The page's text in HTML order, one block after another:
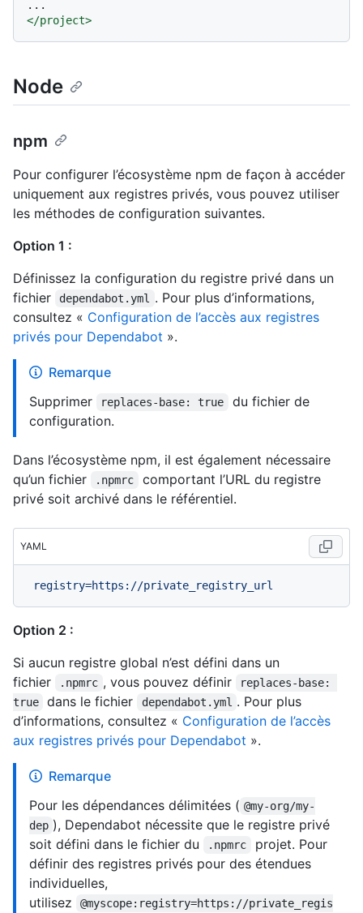
</project>
Node
npm
Pour configurer l’écosystème npm de façon à accéder
uniquement aux registres privés, vous pouvez utiliser
les méthodes de configuration suivantes.
Option 1 :
Définissez la configuration du registre privé dans un
fichier
dependabot.yml
. Pour plus d’informations,
consultez « Configuration de l’accès aux registres
privés pour Dependabot ».
Remarque
Supprimer
replaces-base: true
du fichier de
configuration.
Dans l’écosystème npm, il est également nécessaire
qu’un fichier
.npmrc
comportant l’URL du registre
privé soit archivé dans le référentiel.
YAML
registry=https://private_registry_url
Option 2 :
Si aucun registre global n’est défini dans un
fichier
.npmrc , vous pouvez définir
replaces-base:
true
dans le fichier dependabot.yml . Pour plus
d’informations, consultez « Configuration de l’accès
aux registres privés pour Dependabot ».
Remarque
Pour les dépendances délimitées ( @my-org/my-
dep ), Dependabot nécessite que le registre privé
soit défini dans le fichier du
.npmrc
projet. Pour
définir des registres privés pour des étendues
individuelles,
utilisez
@myscope:registry=https://private_regis